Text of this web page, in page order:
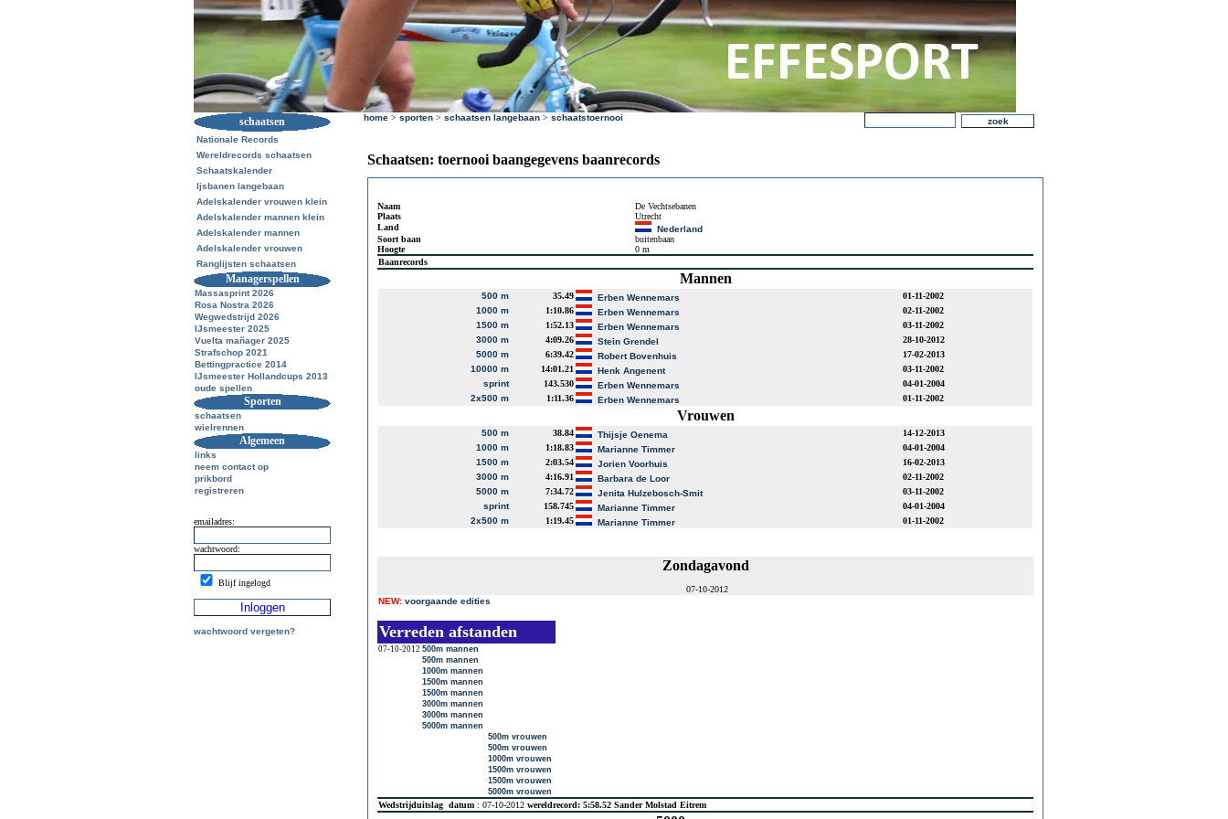
schaatsen
Nationale Records
Wereldrecords schaatsen
Schaatskalender
Ijsbanen langebaan
Adelskalender vrouwen klein
Adelskalender mannen klein
Adelskalender mannen
Adelskalender vrouwen
Ranglijsten schaatsen
Managerspellen
Massasprint 2026
Rosa Nostra 2026
Wegwedstrijd 2026
IJsmeester 2025
Vuelta mañager 2025
Strafschop 2021
Bettingpractice 2014
IJsmeester Hollandcups 2013
oude spellen
Sporten
schaatsen
wielrennen
Algemeen
links
neem contact op
prikbord
registreren
emailadres:
wachtwoord:
Blijf ingelogd
wachtwoord vergeten?
home > sporten > schaatsen langebaan > schaatstoernooi
Schaatsen: toernooi baangegevens baanrecords
Naam
De Vechtsebanen
Plaats
Utrecht
Land
Nederland
Soort baan
buitenbaan
Hoogte
0 m
Baanrecords
Mannen
500 m 35.49 Erben Wennemars
01-11-2002
1000 m
1:10.86 Erben Wennemars
02-11-2002
1500 m
1:52.13 Erben Wennemars
03-11-2002
3000 m
4:09.26 Stein Grendel
28-10-2012
5000 m
6:39.42 Robert Bovenhuis
17-02-2013
10000 m
14:01.21 Henk Angenent
03-11-2002
sprint
143.530 Erben Wennemars
04-01-2004
2x500 m
1:11.36 Erben Wennemars 01-11-2002
Vrouwen
500 m 38.84 Thijsje Oenema
14-12-2013
1000 m
1:18.83 Marianne Timmer
04-01-2004
1500 m
2:03.54 Jorien Voorhuis
16-02-2013
3000 m
4:16.91 Barbara de Loor
02-11-2002
5000 m
7:34.72 Jenita Hulzebosch-Smit
03-11-2002
sprint
158.745 Marianne Timmer
04-01-2004
2x500 m
1:19.45 Marianne Timmer 01-11-2002
Zondagavond
07-10-2012
NEW: voorgaande edities
Verreden afstanden
07-10-2012 500m mannen
500m mannen
1000m mannen
1500m mannen
1500m mannen
3000m mannen
3000m mannen
5000m mannen
500m vrouwen
500m vrouwen
1000m vrouwen
1500m vrouwen
1500m vrouwen
5000m vrouwen
Wedstrijduitslag datum : 07-10-2012 wereldrecord: 5:58.52 Sander Molstad Eitrem